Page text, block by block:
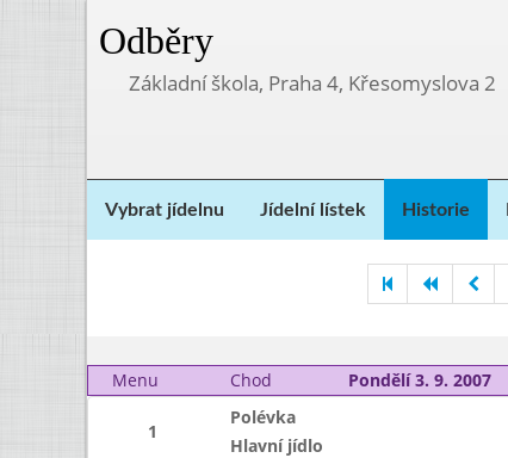
Odběry
Základní škola, Praha 4, Křesomyslova 2
Vybrat jídelnu Jídelní lístek Historie
Menu
Chod Pondělí 3. 9. 2007
1
Polévka
Hlavní jídlo